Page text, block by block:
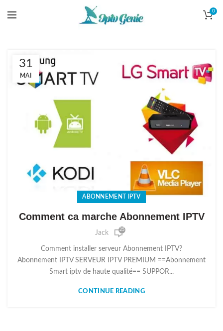
0
31
MAI
ABONNEMENT IPTV
Comment ca marche Abonnement IPTV
Jack 25
Comment installer serveur Abonnement IPTV?
Abonnement IPTV SERVEUR IPTV PREMIUM ==Abonnement
Smart iptv de haute qualité== SUPPOR...
CONTINUE READING